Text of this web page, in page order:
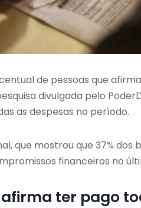
de pessoas que
divulgada pelo
as despesas no período.
que mostrou que 37%
financeiros no
ter pago